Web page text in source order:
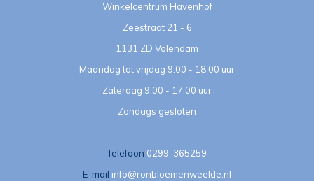
Winkelcentrum Havenhof
Zeestraat 21 - 6
1131 ZD Volendam
Maandag tot vrijdag 9.00 - 18.00 uur
Zaterdag 9.00 - 17.00 uur
Zondags gesloten
Telefoon 0299-365259
E-mail info@ronbloemenweelde.nl